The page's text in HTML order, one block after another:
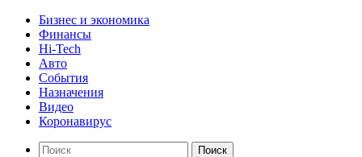
Бизнес и экономика
Финансы
Hi-Tech
Авто
События
Назначения
Видео
Коронавирус
Поиск